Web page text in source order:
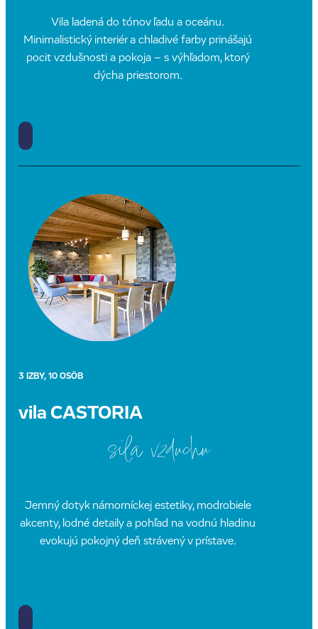
Vila ladená do tónov ľadu a oceánu.
Minimalistický interiér a chladivé farby prinášajú
pocit vzdušnosti a pokoja – s výhľadom, ktorý
dýcha priestorom.
PREJDI NA DETAIL
3 IZBY, 10 OSÔB
vila CASTORIA
sila vzduchu
Jemný dotyk námorníckej estetiky, modrobiele
akcenty, lodné detaily a pohľad na vodnú hladinu
evokujú pokojný deň strávený v prístave.